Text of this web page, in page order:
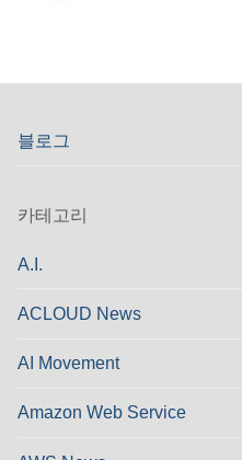
블로그
카테고리
A.I.
ACLOUD News
AI Movement
Amazon Web Service